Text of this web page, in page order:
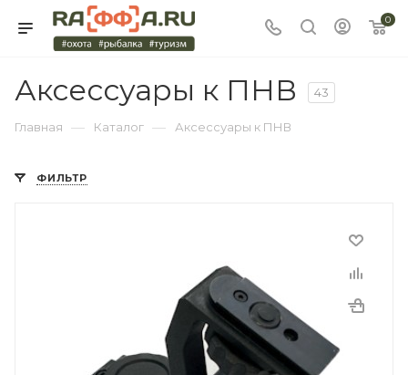
0
Аксессуары к ПНВ 43
Главная — Каталог — Аксессуары к ПНВ
ФИЛЬТР